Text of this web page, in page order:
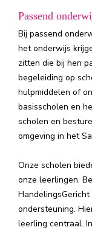
Passend
Bij passend
het onderwijs
zitten die bij hen
begeleiding op
hulpmiddelen of
basisscholen en
scholen en
omgeving in het
Onze scholen
onze leerlingen.
ondersteuning.
leerling centraal.